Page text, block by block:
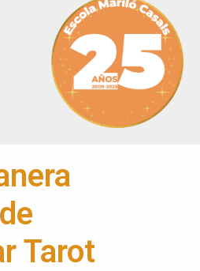
Tarot